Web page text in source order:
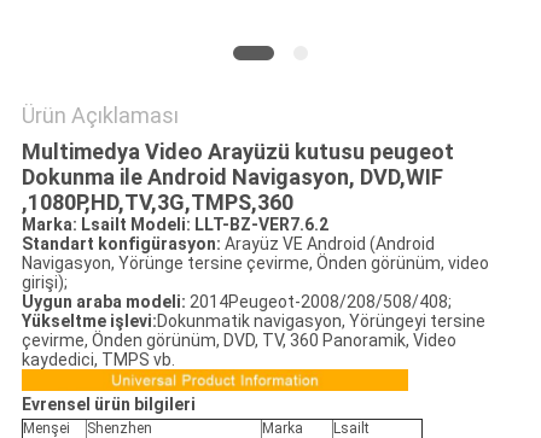
Ürün Açıklaması
Multimedya Video Arayüzü kutusu peugeot
Dokunma ileAndroid Navigasyon, DVD,WIF
,1080P,HD,TV,3G,TMPS,360
Marka: Lsailt Modeli: LLT-BZ-VER7.6.2
Standart konfigürasyon: Arayüz VE Android (Android
Navigasyon, Yörünge tersine çevirme, Önden görünüm, video
girişi);
Uygun araba modeli: 2014Peugeot-2008/208/508/408;
Yükseltme işlevi:Dokunmatik navigasyon, Yörüngeyi tersine
çevirme, Önden görünüm, DVD, TV, 360 Panoramik, Video
kaydedici, TMPS vb.
Evrensel ürün bilgileri
Menşei Shenzhen Marka
Lsailt